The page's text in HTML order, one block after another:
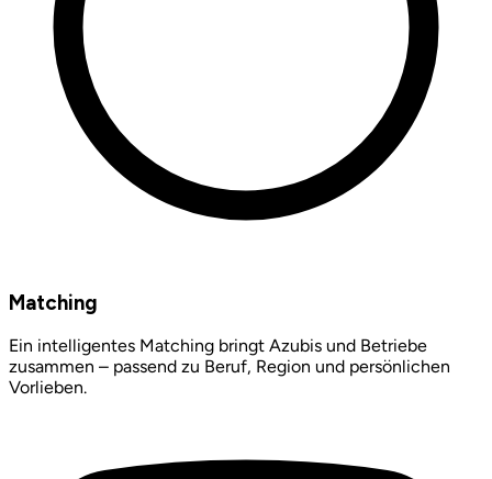
Matching
Ein intelligentes Matching bringt Azubis und Betriebe
zusammen – passend zu Beruf, Region und persönlichen
Vorlieben.